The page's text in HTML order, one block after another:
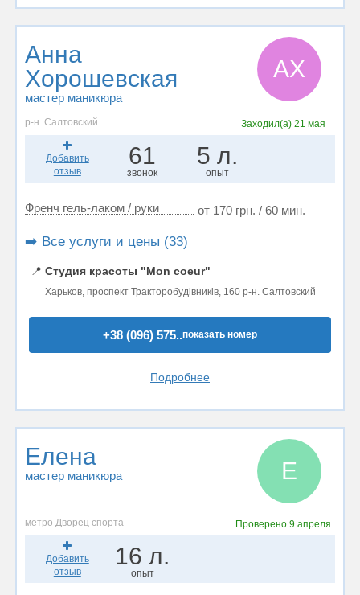
Анна
Хорошевская
мастер маникюра
АХ
р-н. Салтовский Заходил(а)21 мая
Добавить
отзыв
61
звонок
5 л.
опыт
Френч гель-лаком / руки от 170 грн. / 60 мин.
➡️ Все услуги и цены (33)
📍 Студия красоты "Mon coeur"
Харьков, проспект Тракторобудівників, 160 р-н. Салтовский
+38 (096) 575..показать номер
Подробнее
Елена
мастер маникюра Е
метро Дворец спорта Проверено9 апреля
Добавить
отзыв
16 л.
опыт